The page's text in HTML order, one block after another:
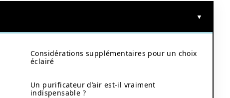
Considérations supplémentaires pour un choix
éclairé
Un purificateur d’air est-il vraiment
indispensable ?